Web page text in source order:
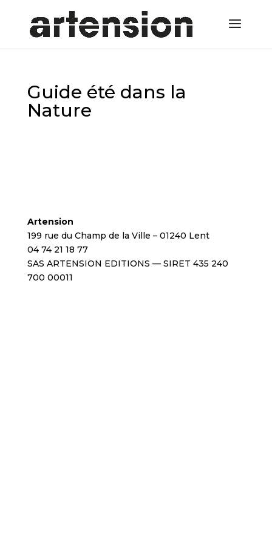
Guide été dans la
Nature
Artension
199 rue du Champ de la Ville – 01240 Lent
04 74 21 18 77
SAS ARTENSION EDITIONS — SIRET 435 240
700 00011